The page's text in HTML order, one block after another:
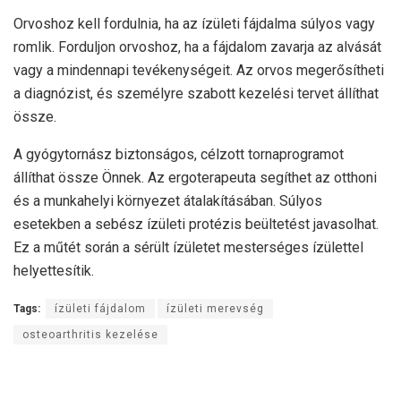
Orvoshoz kell fordulnia, ha az ízületi fájdalma súlyos vagy
romlik. Forduljon orvoshoz, ha a fájdalom zavarja az alvását
vagy a mindennapi tevékenységeit. Az orvos megerősítheti
a diagnózist, és személyre szabott kezelési tervet állíthat
össze.
A gyógytornász biztonságos, célzott tornaprogramot
állíthat össze Önnek. Az ergoterapeuta segíthet az otthoni
és a munkahelyi környezet átalakításában. Súlyos
esetekben a sebész ízületi protézis beültetést javasolhat.
Ez a műtét során a sérült ízületet mesterséges ízülettel
helyettesítik.
Tags: ízületi fájdalom ízületi merevség
osteoarthritis kezelése